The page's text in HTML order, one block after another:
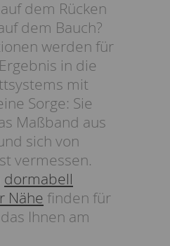
dem Rücken
dem Bauch?
werden für
in die
mit
Sorge: Sie
Maßband aus
sich von
vermessen.
dormabell
Nähe finden für
Ihnen am